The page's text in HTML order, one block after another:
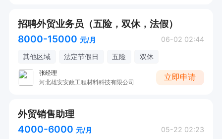
招聘外贸业务员（五险，双休，法假）
8000-15000 元/月 06-02 02:44
其他区域 法定节假日 五险 双休
张经理
河北雄安安政工程材料科技有限公司
立即申请
外贸销售助理
4000-6000 元/月 05-22 02:23